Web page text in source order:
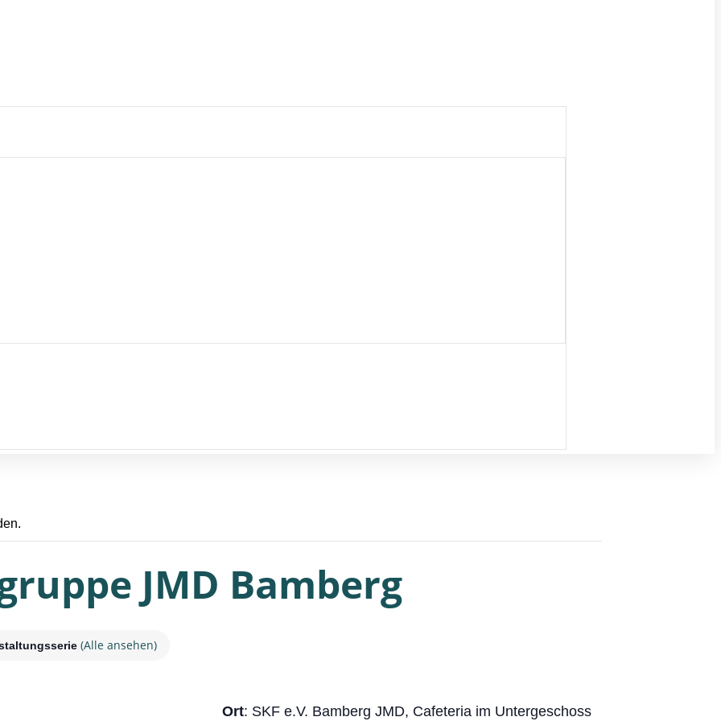
JMD Bamberg
(Alle ansehen)
Ort: SKF e.V. Bamberg JMD, Cafeteria im Untergeschoss